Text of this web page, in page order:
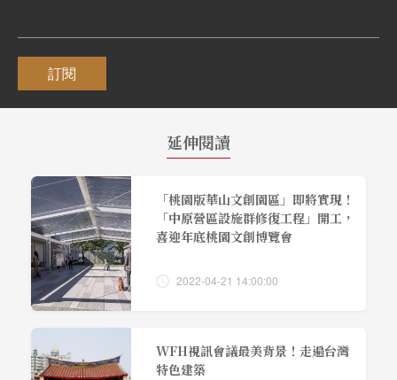
訂閱
延伸閱讀
「桃園版華山文創園區」即將實現！
「中原營區設施群修復工程」開工，
喜迎年底桃園文創博覽會
2022-04-21 14:00:00
WFH視訊會議最美背景！走遍台灣
特色建築